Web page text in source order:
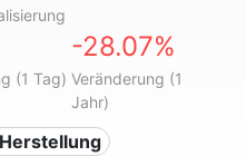
(1 Tag)
-28.07%
Veränderung (1
Jahr)